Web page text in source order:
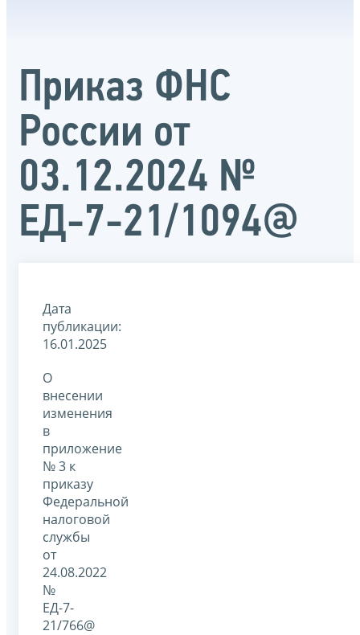
Приказ ФНС
России от
03.12.2024 №
ЕД-7-21/1094@
Дата
публикации:
16.01.2025
О
внесении
изменения
в
приложение
№ 3 к
приказу
Федеральной
налоговой
службы
от
24.08.2022
№
ЕД-7-
21/766@